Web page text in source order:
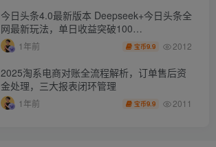
今日头条4.0最新版本 Deepseek+今日头条全
网最新玩法，单日收益突破100…
1年前 宝币9.9 2012
2025淘系电商对账全流程解析，订单售后资
金处理，三大报表闭环管理
1年前 宝币9.9 2011